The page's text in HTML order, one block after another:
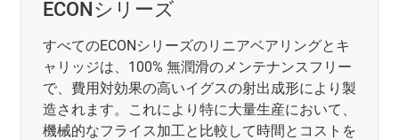
ECONシリーズ
すべてのECONシリーズのリニアベアリングとキ
ャリッジは、100% 無潤滑のメンテナンスフリー
で、費用対効果の高いイグスの射出成形により製
造されます。これにより特に大量生産において、
機械的なフライス加工と比較して時間とコストを